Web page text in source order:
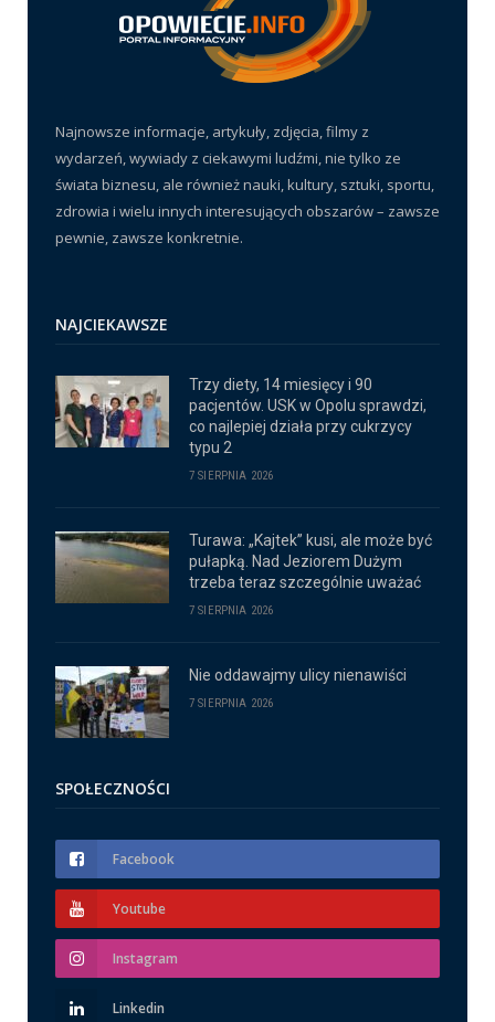
Najnowsze informacje, artykuły, zdjęcia, filmy z
wydarzeń, wywiady z ciekawymi ludźmi, nie tylko ze
świata biznesu, ale również nauki, kultury, sztuki, sportu,
zdrowia i wielu innych interesujących obszarów – zawsze
pewnie, zawsze konkretnie.
NAJCIEKAWSZE
Trzy diety, 14 miesięcy i 90
pacjentów. USK w Opolu sprawdzi,
co najlepiej działa przy cukrzycy
typu 2
7 SIERPNIA 2026
Turawa: „Kajtek” kusi, ale może być
pułapką. Nad Jeziorem Dużym
trzeba teraz szczególnie uważać
7 SIERPNIA 2026
Nie oddawajmy ulicy nienawiści
7 SIERPNIA 2026
SPOŁECZNOŚCI
Facebook
Youtube
Instagram
Linkedin